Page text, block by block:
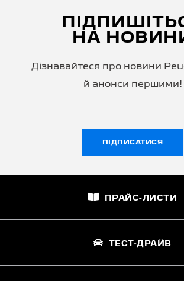
НА
Дізнавайтеся про новини
й анонси першими!
ПІДПИСАТИСЯ
ПРАЙС-ЛИСТИ
ТЕСТ-ДРАЙВ